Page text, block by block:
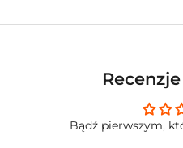
Bądź pierwszym,